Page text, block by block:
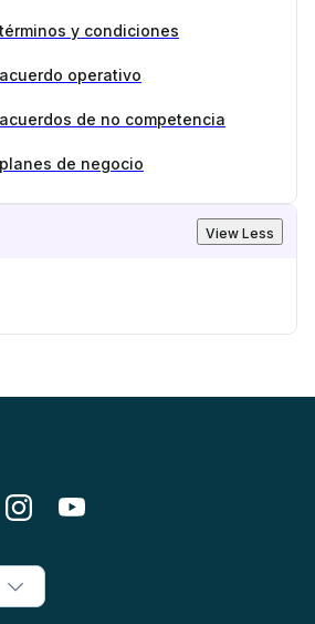
y condiciones
operativo
de no competencia
de negocio
View Less